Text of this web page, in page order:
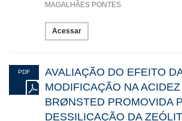
MAGALHÃES PONTES
Acessar
PDF
AVALIAÇÃO DO EFEITO
MODIFICAÇÃO NA
BRØNSTED PROMOVIDA
DESSILICAÇÃO DA